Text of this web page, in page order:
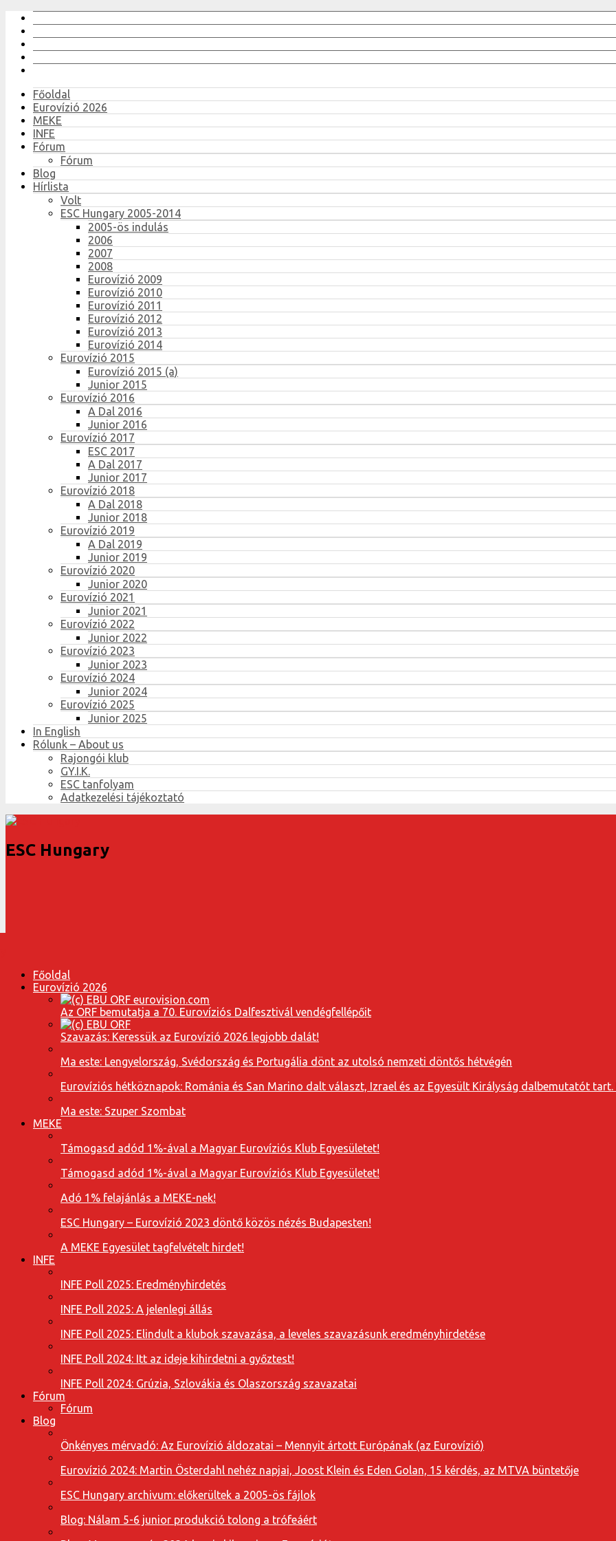
Főoldal
Eurovízió 2026
MEKE
INFE
Fórum
Fórum
Blog
Hírlista
Volt
ESC Hungary 2005-2014
2005-ös indulás
2006
2007
2008
Eurovízió 2009
Eurovízió 2010
Eurovízió 2011
Eurovízió 2012
Eurovízió 2013
Eurovízió 2014
Eurovízió 2015
Eurovízió 2015 (a)
Junior 2015
Eurovízió 2016
A Dal 2016
Junior 2016
Eurovízió 2017
ESC 2017
A Dal 2017
Junior 2017
Eurovízió 2018
A Dal 2018
Junior 2018
Eurovízió 2019
A Dal 2019
Junior 2019
Eurovízió 2020
Junior 2020
Eurovízió 2021
Junior 2021
Eurovízió 2022
Junior 2022
Eurovízió 2023
Junior 2023
Eurovízió 2024
Junior 2024
Eurovízió 2025
Junior 2025
In English
Rólunk – About us
Rajongói klub
GY.I.K.
ESC tanfolyam
Adatkezelési tájékoztató
ESC Hungary
Főoldal
Eurovízió 2026
Az ORF bemutatja a 70. Eurovíziós Dalfesztivál vendégfellépőit
Szavazás: Keressük az Eurovízió 2026 legjobb dalát!
Ma este: Lengyelország, Svédország és Portugália dönt az utolsó nemzeti döntős hétvégén
Eurovíziós hétköznapok: Románia és San Marino dalt választ, Izrael és az Egyesült Királyság dalbemutatót tart.
Ma este: Szuper Szombat
MEKE
Támogasd adód 1%-ával a Magyar Eurovíziós Klub Egyesületet!
Támogasd adód 1%-ával a Magyar Eurovíziós Klub Egyesületet!
Adó 1% felajánlás a MEKE-nek!
ESC Hungary – Eurovízió 2023 döntő közös nézés Budapesten!
A MEKE Egyesület tagfelvételt hirdet!
INFE
INFE Poll 2025: Eredményhirdetés
INFE Poll 2025: A jelenlegi állás
INFE Poll 2025: Elindult a klubok szavazása, a leveles szavazásunk eredményhirdetése
INFE Poll 2024: Itt az ideje kihirdetni a győztest!
INFE Poll 2024: Grúzia, Szlovákia és Olaszország szavazatai
Fórum
Fórum
Blog
Önkényes mérvadó: Az Eurovízió áldozatai – Mennyit ártott Európának (az Eurovízió)
Eurovízió 2024: Martin Österdahl nehéz napjai, Joost Klein és Eden Golan, 15 kérdés, az MTVA büntetője
ESC Hungary archivum: előkerültek a 2005-ös fájlok
Blog: Nálam 5-6 junior produkció tolong a trófeáért